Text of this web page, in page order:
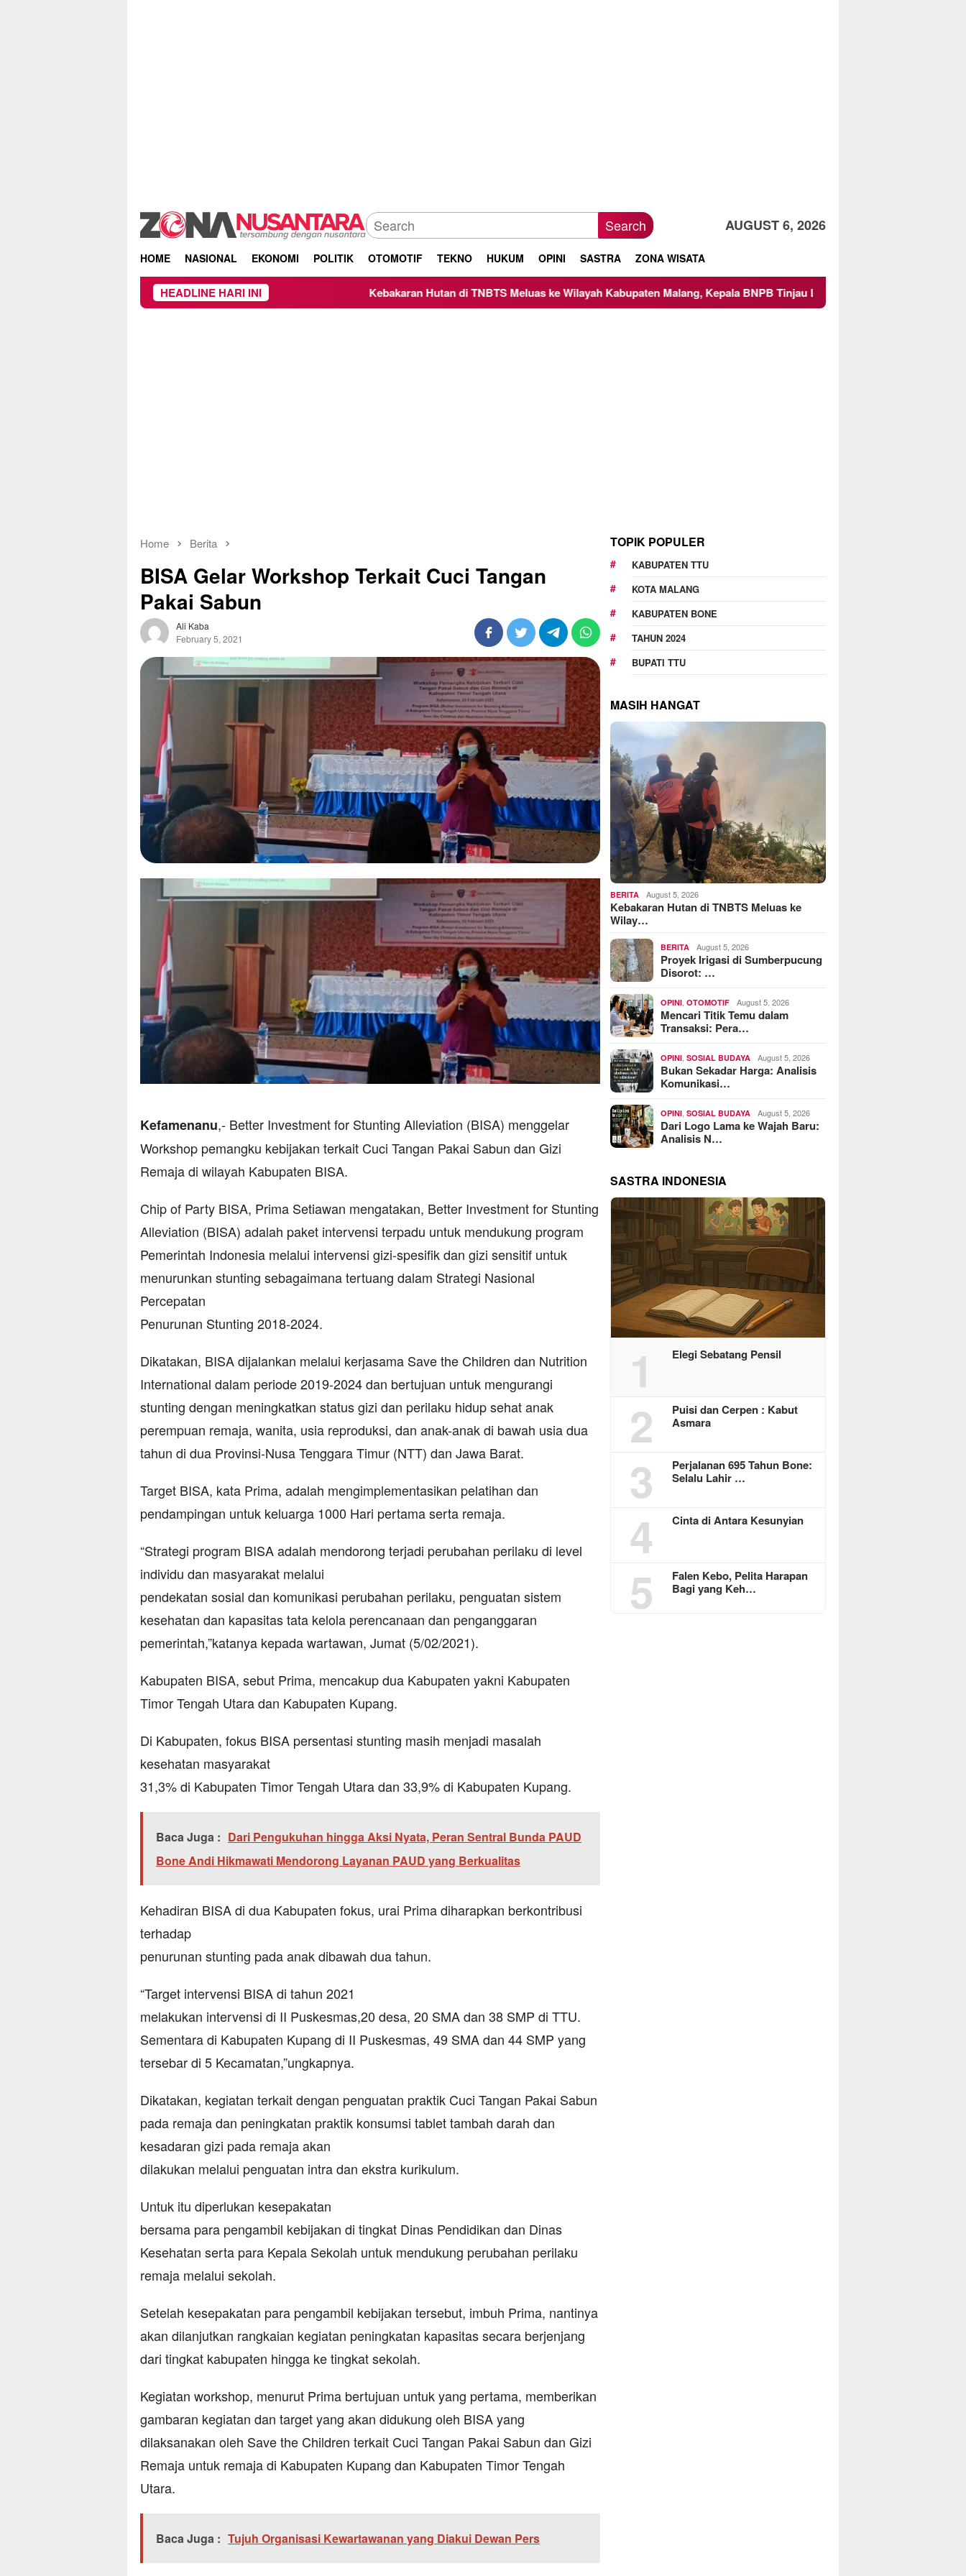
Search AUGUST 6, 2026
HOME NASIONAL EKONOMI POLITIK OTOMOTIF TEKNO HUKUM OPINI SASTRA ZONA WISATA
HEADLINE HARI INIKebakaran Hutan di TNBTS Meluas ke Wilayah Kabupaten Malang, Kepala BNPB Tinjau Langsung Lokasi
Home Berita
BISA Gelar Workshop Terkait Cuci Tangan
Pakai Sabun
Ali Kaba
February 5, 2021
Kefamenanu,- Better Investment for Stunting Alleviation (BISA) menggelar
Workshop pemangku kebijakan terkait Cuci Tangan Pakai Sabun dan Gizi
Remaja di wilayah Kabupaten BISA.
Chip of Party BISA, Prima Setiawan mengatakan, Better Investment for Stunting
Alleviation (BISA) adalah paket intervensi terpadu untuk mendukung program
Pemerintah Indonesia melalui intervensi gizi-spesifik dan gizi sensitif untuk
menurunkan stunting sebagaimana tertuang dalam Strategi Nasional
Percepatan
Penurunan Stunting 2018-2024.
Dikatakan, BISA dijalankan melalui kerjasama Save the Children dan Nutrition
International dalam periode 2019-2024 dan bertujuan untuk mengurangi
stunting dengan meningkatkan status gizi dan perilaku hidup sehat anak
perempuan remaja, wanita, usia reproduksi, dan anak-anak di bawah usia dua
tahun di dua Provinsi-Nusa Tenggara Timur (NTT) dan Jawa Barat.
Target BISA, kata Prima, adalah mengimplementasikan pelatihan dan
pendampingan untuk keluarga 1000 Hari pertama serta remaja.
“Strategi program BISA adalah mendorong terjadi perubahan perilaku di level
individu dan masyarakat melalui
pendekatan sosial dan komunikasi perubahan perilaku, penguatan sistem
kesehatan dan kapasitas tata kelola perencanaan dan penganggaran
pemerintah,”katanya kepada wartawan, Jumat (5/02/2021).
Kabupaten BISA, sebut Prima, mencakup dua Kabupaten yakni Kabupaten
Timor Tengah Utara dan Kabupaten Kupang.
Di Kabupaten, fokus BISA persentasi stunting masih menjadi masalah
kesehatan masyarakat
31,3% di Kabupaten Timor Tengah Utara dan 33,9% di Kabupaten Kupang.
Baca Juga : Dari Pengukuhan hingga Aksi Nyata, Peran Sentral Bunda PAUD
Bone Andi Hikmawati Mendorong Layanan PAUD yang Berkualitas
Kehadiran BISA di dua Kabupaten fokus, urai Prima diharapkan berkontribusi
terhadap
penurunan stunting pada anak dibawah dua tahun.
“Target intervensi BISA di tahun 2021
melakukan intervensi di II Puskesmas,20 desa, 20 SMA dan 38 SMP di TTU.
Sementara di Kabupaten Kupang di II Puskesmas, 49 SMA dan 44 SMP yang
tersebar di 5 Kecamatan,”ungkapnya.
Dikatakan, kegiatan terkait dengan penguatan praktik Cuci Tangan Pakai Sabun
pada remaja dan peningkatan praktik konsumsi tablet tambah darah dan
kesadaran gizi pada remaja akan
dilakukan melalui penguatan intra dan ekstra kurikulum.
Untuk itu diperlukan kesepakatan
bersama para pengambil kebijakan di tingkat Dinas Pendidikan dan Dinas
Kesehatan serta para Kepala Sekolah untuk mendukung perubahan perilaku
remaja melalui sekolah.
Setelah kesepakatan para pengambil kebijakan tersebut, imbuh Prima, nantinya
akan dilanjutkan rangkaian kegiatan peningkatan kapasitas secara berjenjang
dari tingkat kabupaten hingga ke tingkat sekolah.
Kegiatan workshop, menurut Prima bertujuan untuk yang pertama, memberikan
gambaran kegiatan dan target yang akan didukung oleh BISA yang
dilaksanakan oleh Save the Children terkait Cuci Tangan Pakai Sabun dan Gizi
Remaja untuk remaja di Kabupaten Kupang dan Kabupaten Timor Tengah
Utara.
Baca Juga : Tujuh Organisasi Kewartawanan yang Diakui Dewan Pers
TOPIK POPULER
KABUPATEN TTU
KOTA MALANG
KABUPATEN BONE
TAHUN 2024
BUPATI TTU
MASIH HANGAT
BERITA August 5, 2026
Kebakaran Hutan di TNBTS Meluas ke
Wilay…
BERITA August 5, 2026
Proyek Irigasi di Sumberpucung
Disorot: …
OPINI ,OTOMOTIF August 5, 2026
Mencari Titik Temu dalam
Transaksi: Pera…
OPINI ,SOSIAL BUDAYA August 5, 2026
Bukan Sekadar Harga: Analisis
Komunikasi…
OPINI ,SOSIAL BUDAYA August 5, 2026
Dari Logo Lama ke Wajah Baru:
Analisis N…
SASTRA INDONESIA
1 Elegi Sebatang Pensil
2
Puisi dan Cerpen : Kabut
Asmara
3
Perjalanan 695 Tahun Bone:
Selalu Lahir …
4 Cinta di Antara Kesunyian
5
Falen Kebo, Pelita Harapan
Bagi yang Keh…